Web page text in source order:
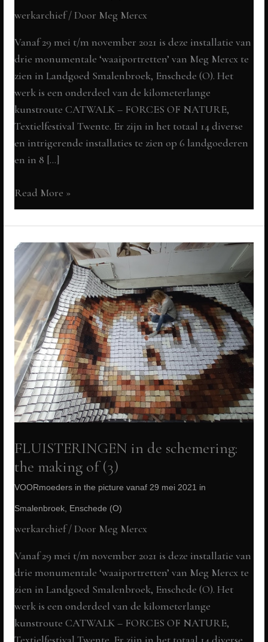
werkarchief/ Door Meg Mercx
Vanaf 29 mei t/m november 2021 is deze installatie van
drie monumentale ‘waaiportretten’ van Meg Mercx te
zien in Landgoed Smalenbroek, Enschede (O). Het
werk is een onderdeel van de kilometerlange
kunstroute CATWALK – FORCES OF NATURE,
Textielfestival Twente. Er zijn in het totaal 14 diverse
en intrigerende installaties te zien op 6 landgoederen
en in 8 […]
FLUISTERINGEN
in
de
schemering:
the
making
of
(4)
VOORmoeders
in
the
picture
vanaf
29
2021
in
Smalenbroek,
Read More »
FLUISTERINGEN in de schemering:
the making of (3)
VOORmoeders in the picture vanaf 29 mei 2021 in
Smalenbroek, Enschede (O)
werkarchief/ Door Meg Mercx
Vanaf 29 mei t/m november 2021 is deze installatie van
drie monumentale ‘waaiportretten’ van Meg Mercx te
zien in Landgoed Smalenbroek, Enschede (O). Het
werk is een onderdeel van de kilometerlange
kunstroute CATWALK – FORCES OF NATURE,